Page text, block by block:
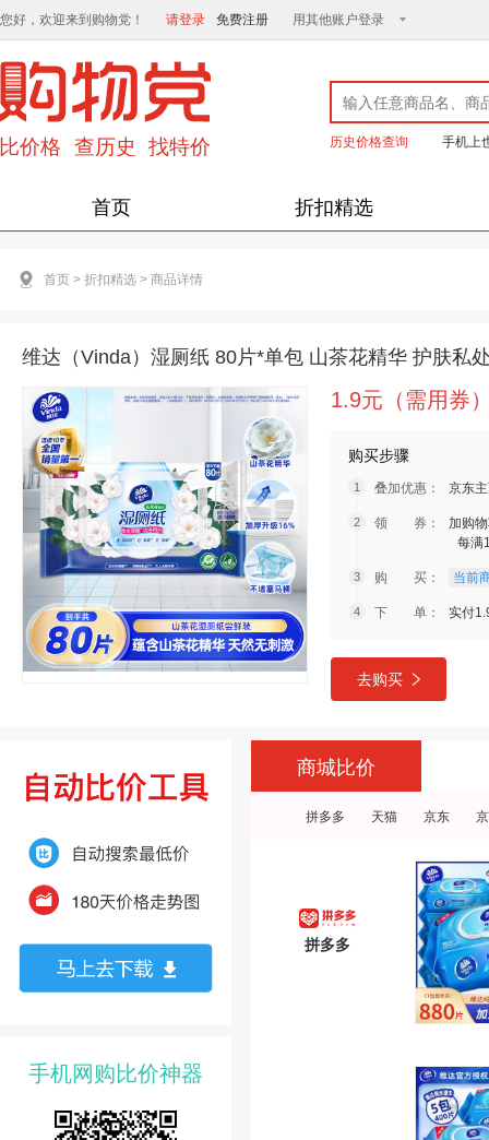
您好，欢迎来到购物党！ 请登录 免费注册 用其他账户登录
历史价格查询 手机上
首页 折扣精选
首页 > 折扣精选 > 商品详情
维达（Vinda）湿厕纸 80片*单包 山茶花精华 护肤私
1.9元（需用券
购买步骤
叠加优惠： 京东
领 券：
加购
每满
购 买： 当前
下 单： 实付
去购买
手机网购比价神器
商城比价
拼多多 天猫 京东
拼多多